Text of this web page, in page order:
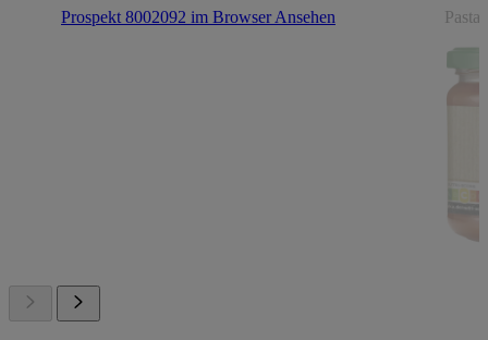
Prospekt 8002092 im BrowserAnsehen